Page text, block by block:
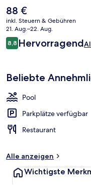
Hotel im historischen Stil.
erhalten tolle
Der
aktuelle
Preis
beträgt
88 €.
88 €
inkl. Steuern & Gebühren
21. Aug.–22. Aug.
Bewertungen
8,88,8 von 10.
Hervorragend
Beliebte
Pool
Parkplätze verfügbar
Restaurant
Alle anzeigen
Wichtigste